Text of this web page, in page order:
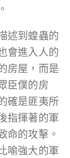
述到蝗蟲的
會進入人的
房屋，而是
臣僕的房
確是匪夷所
指揮著的軍
命的攻擊。
喻強大的軍